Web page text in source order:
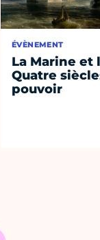
ÉVÈNEMENT
La Marine et
Quatre
pouvoir